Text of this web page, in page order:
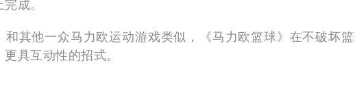
和其他一众马力欧运动游戏类似，《马力欧篮球》在不破坏
具互动性的招式。